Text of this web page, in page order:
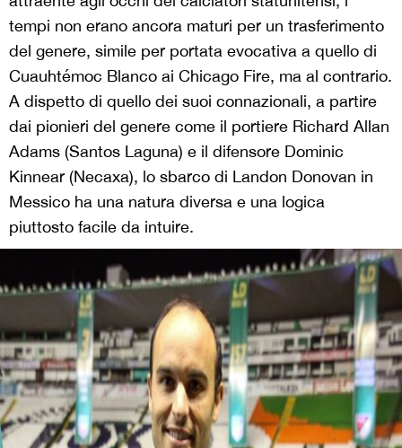
tempi non erano ancora maturi per un trasferimento
del genere, simile per portata evocativa a quello di
Cuauhtémoc Blanco ai Chicago Fire, ma al contrario.
A dispetto di quello dei suoi connazionali, a partire
dai pionieri del genere come il portiere Richard Allan
Adams (Santos Laguna) e il difensore Dominic
Kinnear (Necaxa), lo sbarco di Landon Donovan in
Messico ha una natura diversa e una logica
piuttosto facile da intuire.